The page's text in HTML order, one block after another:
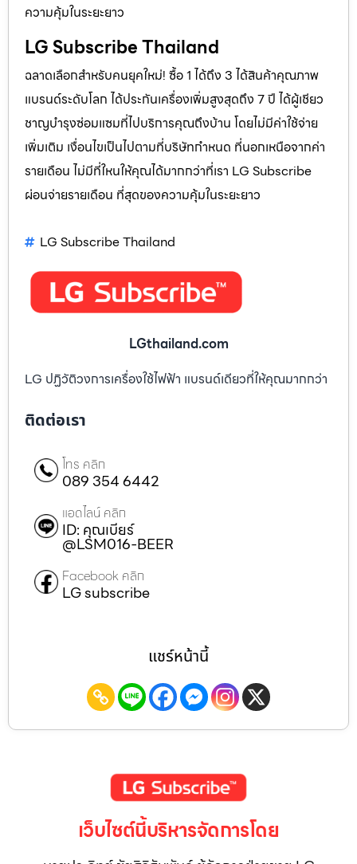
ความคุ้มในระยะยาว
LG Subscribe Thailand
ฉลาดเลือกสำหรับคนยุคใหม่! ซื้อ 1 ได้ถึง 3 ได้สินค้าคุณภาพ
แบรนด์ระดับโลก ได้ประกันเครื่องเพิ่มสูงสุดถึง 7 ปี ได้ผู้เชียว
ชาญบำรุงซ่อมแซมที่ไปบริการคุณถึงบ้าน โดยไม่มีค่าใช้จ่าย
เพิ่มเติม เงื่อนไขเป็นไปตามที่บริษัทกำหนด ที่นอกเหนือจากค่า
รายเดือน ไม่มีที่ใหนให้คุณได้มากกว่าที่เรา LG Subscribe
ผ่อนจ่ายรายเดือน ที่สุดของความคุ้มในระยะยาว
LG Subscribe Thailand
LGthailand.com
LG ปฏิวัติวงการเครื่องใช้ไฟฟ้า แบรนด์เดียวที่ให้คุณมากกว่า
ติดต่อเรา
โทร คลิก
089 354 6442
แอดไลน์ คลิก
ID: คุณเบียร์
@LSM016-BEER
Facebook คลิก
LG subscribe
แชร์หน้านี้
เว็บไซต์นี้บริหารจัดการโดย